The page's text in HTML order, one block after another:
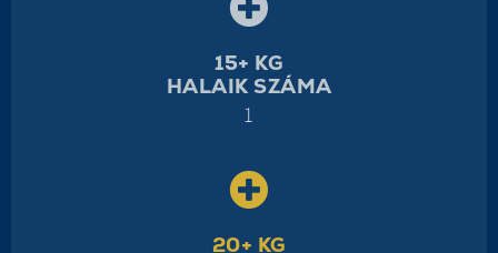
15+ KG
HALAIK SZÁMA
1
20+ KG